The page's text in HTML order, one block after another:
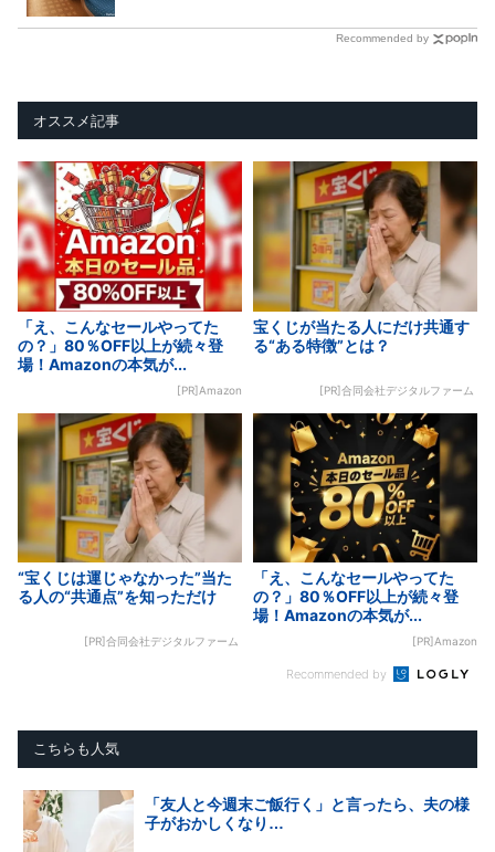
Recommended by
オススメ記事
「え、こんなセールやってた
の？」80％OFF以上が続々登
場！Amazonの本気が...
[PR]Amazon
宝くじが当たる人にだけ共通す
る“ある特徴”とは？
[PR]合同会社デジタルファーム
“宝くじは運じゃなかった”当た
る人の“共通点”を知っただけ
[PR]合同会社デジタルファーム
「え、こんなセールやってた
の？」80％OFF以上が続々登
場！Amazonの本気が...
[PR]Amazon
Recommended by
こちらも人気
「友人と今週末ご飯行く」と言ったら、夫の様
子がおかしくなり…